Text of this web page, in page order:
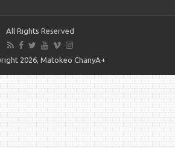
All Rights Reserved
2026, Matokeo ChanyA+